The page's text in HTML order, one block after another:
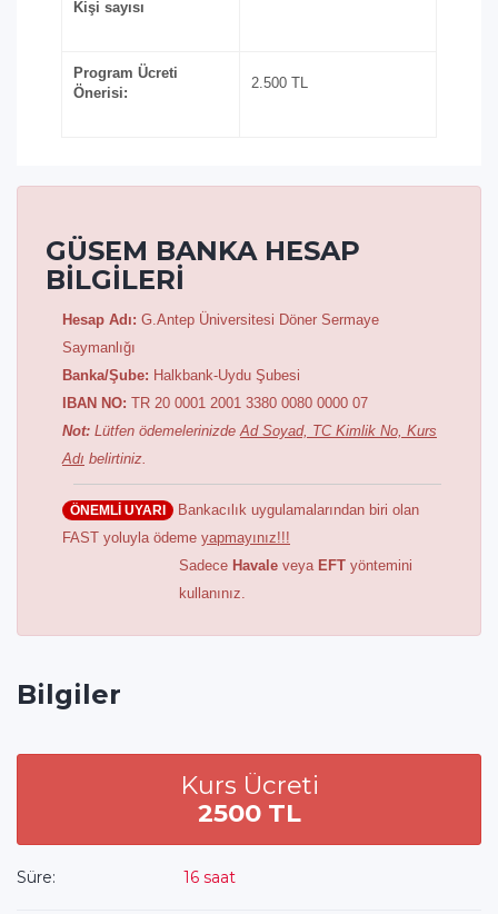
Kişi sayısı
Program Ücreti
Önerisi:
2.500 TL
GÜSEM BANKA HESAP
BİLGİLERİ
Hesap Adı: G.Antep Üniversitesi Döner Sermaye
Saymanlığı
Banka/Şube: Halkbank-Uydu Şubesi
IBAN NO: TR 20 0001 2001 3380 0080 0000 07
Not: Lütfen ödemelerinizde Ad Soyad, TC Kimlik No, Kurs
Adı belirtiniz.
ÖNEMLİ UYARI
Bankacılık uygulamalarından biri olan
FAST yoluyla ödeme yapmayınız!!!
Sadece Havale veya EFT yöntemini
kullanınız.
Bilgiler
Kurs Ücreti
2500 TL
Süre: 16 saat